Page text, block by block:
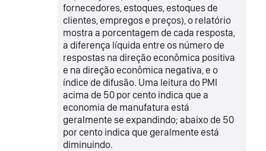
fornecedores, estoques, estoques de
clientes, empregos e preços), o relatório
mostra a porcentagem de cada resposta,
a diferença líquida entre os número de
respostas na direção econômica positiva
e na direção econômica negativa, e o
índice de difusão. Uma leitura do PMI
acima de 50 por cento indica que a
economia de manufatura está
geralmente se expandindo; abaixo de 50
por cento indica que geralmente está
diminuindo.